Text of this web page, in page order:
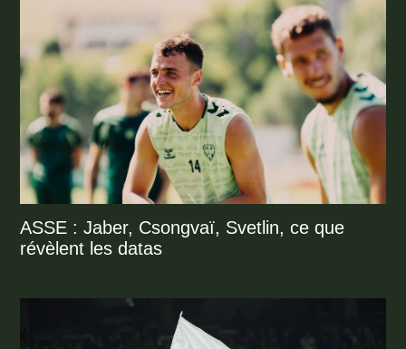
ASSE : Jaber, Csongvaï, Svetlin, ce que
révèlent les datas